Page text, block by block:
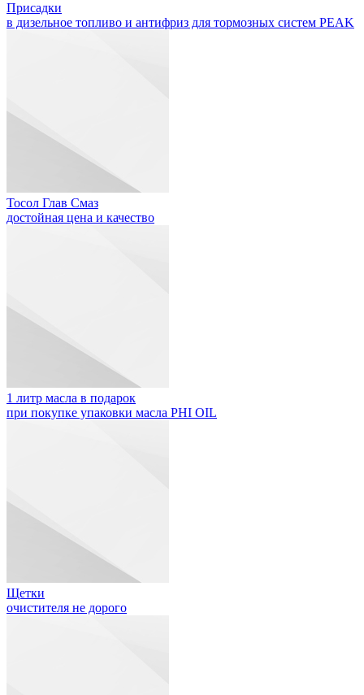
Присадки
в дизельное топливо и антифриз для тормозных систем PEAK
Тосол Глав Смаз
достойная цена и качество
1 литр масла в подарок
при покупке упаковки масла PHI OIL
Щетки
очистителя не дорого